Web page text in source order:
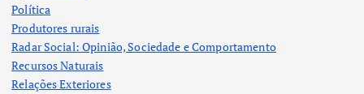
Política
Produtores rurais
Radar Social: Opinião, Sociedade e Comportamento
Recursos Naturais
Relações Exteriores